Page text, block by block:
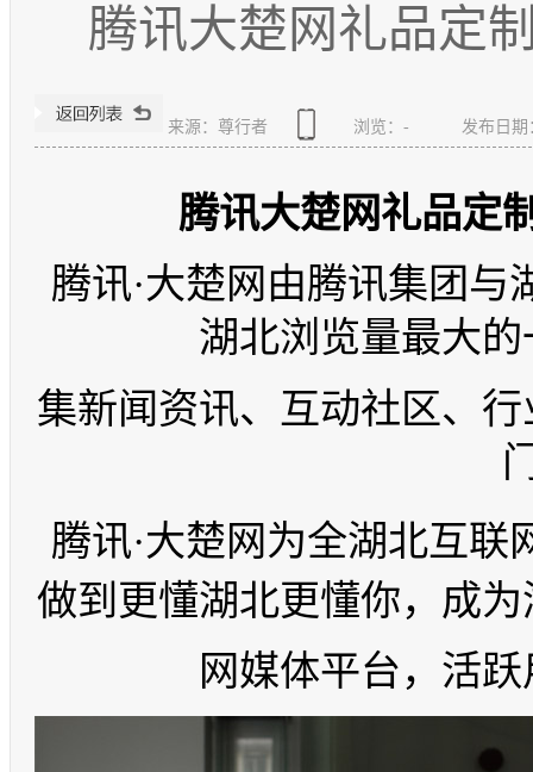
腾讯大楚网礼品定
来源：尊行者 浏览： - 发布日期
腾讯大楚网礼品
腾讯·大楚网由腾讯集团
湖北浏览量最大
集新闻资讯、互动社区、
腾讯·大楚网为全湖北互
做到更懂湖北更懂你， 成
网媒体平台，活